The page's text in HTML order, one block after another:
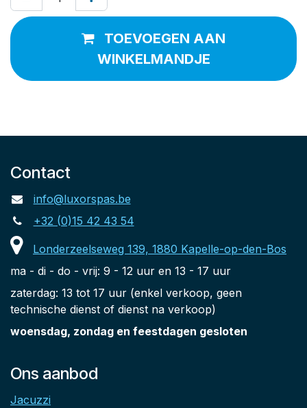
TOEVOEGEN AAN
WINKELMANDJE
Contact
info@luxorspas.be
+32 (0)15 42 43 54
Londerzeelseweg 139, 1880 Kapelle-op-den-Bos
ma - di - do - vrij: 9 - 12 uur en 13 - 17 uur
zaterdag: 13 tot 17 uur (enkel verkoop, geen
technische dienst of dienst na verkoop)
woensdag, zondag en feestdagen gesloten
Ons aanbod
Jacuzzi